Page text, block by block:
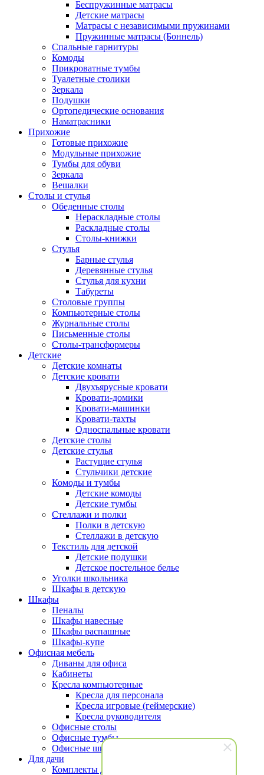
Беспружинные матрасы
Детские матрасы
Матрасы с независимыми пружинами
Пружинные матрасы (Боннель)
Спальные гарнитуры
Комоды
Прикроватные тумбы
Туалетные столики
Зеркала
Подушки
Ортопедические основания
Наматрасники
Прихожие
Готовые прихожие
Модульные прихожие
Тумбы для обуви
Зеркала
Вешалки
Столы и стулья
Обеденные столы
Нераскладные столы
Раскладные столы
Столы-книжки
Стулья
Барные стулья
Деревянные стулья
Стулья для кухни
Табуреты
Столовые группы
Компьютерные столы
Журнальные столы
Письменные столы
Столы-трансформеры
Детские
Детские комнаты
Детские кровати
Двухъярусные кровати
Кровати-домики
Кровати-машинки
Кровати-тахты
Односпальные кровати
Детские столы
Детские стулья
Растущие стулья
Стульчики детские
Комоды и тумбы
Детские комоды
Детские тумбы
Стеллажи и полки
Полки в детскую
Стеллажи в детскую
Текстиль для детской
Детские подушки
Детское постельное белье
Уголки школьника
Шкафы в детскую
Шкафы
Пеналы
Шкафы навесные
Шкафы распашные
Шкафы-купе
Офисная мебель
Диваны для офиса
Кабинеты
Кресла компьютерные
Кресла для персонала
Кресла игровые (геймерские)
Кресла руководителя
Офисные столы
Офисные тумбы
Офисные шкафы и стеллажи
Для дачи
Комплекты для террасы